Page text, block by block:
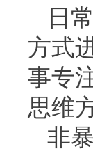
日
方式
事专
思维
非